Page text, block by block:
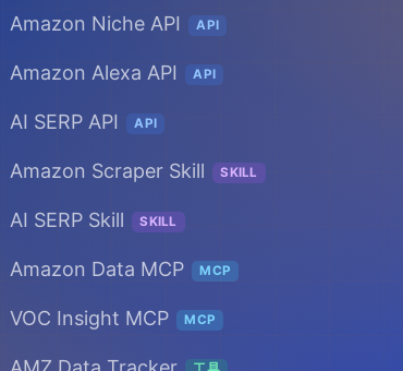
Amazon Niche API API
Amazon Alexa API API
AI SERP API API
Amazon Scraper Skill SKILL
AI SERP Skill SKILL
Amazon Data MCP MCP
VOC Insight MCP MCP